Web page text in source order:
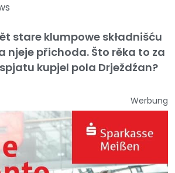
stare klumpowe składnišću
njeje přichoda. Što rěka to za
kupjel pola Drježdźan?
Werbung